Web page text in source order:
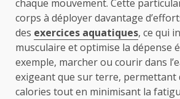
chaque mouvement. Cette
corps à déployer davantage
des exercices aquatiques, ce qui
musculaire et optimise la dépense
exemple, marcher ou courir dans
exigeant que sur terre, permettant
calories tout en minimisant la